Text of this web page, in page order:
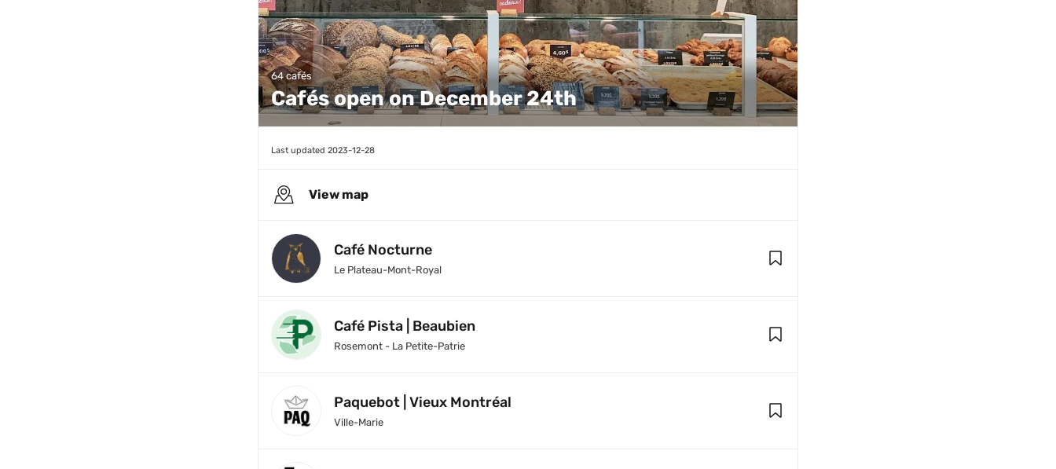
64 cafés
Cafés open on December 24th
Last updated 2023-12-28
View map
Café Nocturne
Le Plateau-Mont-Royal
Café Pista | Beaubien
Rosemont - La Petite-Patrie
Paquebot | Vieux Montréal
Ville-Marie